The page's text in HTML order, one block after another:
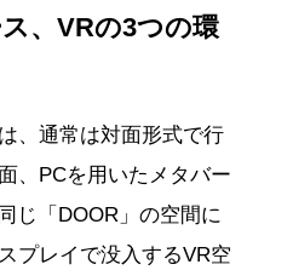
、VRの3つの環
、通常は対面形式で行
、PCを用いたメタバー
じ「DOOR」の空間に
プレイで没入するVR空